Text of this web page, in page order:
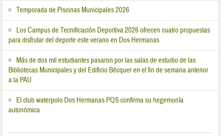
Temporada de Piscinas Municipales 2026
Los Campus de Tecnificación Deportiva 2026 ofrecen cuatro propuestas
para disfrutar del deporte este verano en Dos Hermanas
Más de dos mil estudiantes pasaron por las salas de estudio de las
Bibliotecas Municipales y del Edificio Bécquer en el fin de semana anterior
a la PAU
El club waterpolo Dos Hermanas PQS confirma su hegemonía
autonómica